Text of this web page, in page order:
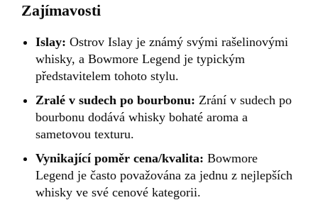
Zajímavosti
Islay: Ostrov Islay je známý svými rašelinovými
whisky, a Bowmore Legend je typickým
představitelem tohoto stylu.
Zralé v sudech po bourbonu: Zrání v sudech po
bourbonu dodává whisky bohaté aroma a
sametovou texturu.
Vynikající poměr cena/kvalita: Bowmore
Legend je často považována za jednu z nejlepších
whisky ve své cenové kategorii.